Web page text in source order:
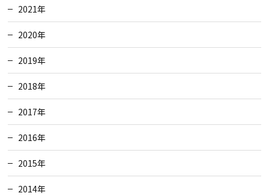
2021年
2020年
2019年
2018年
2017年
2016年
2015年
2014年